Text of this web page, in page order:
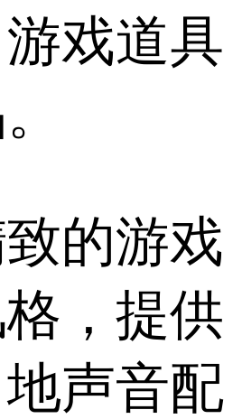
戏道具
的游戏
，提供
声音配